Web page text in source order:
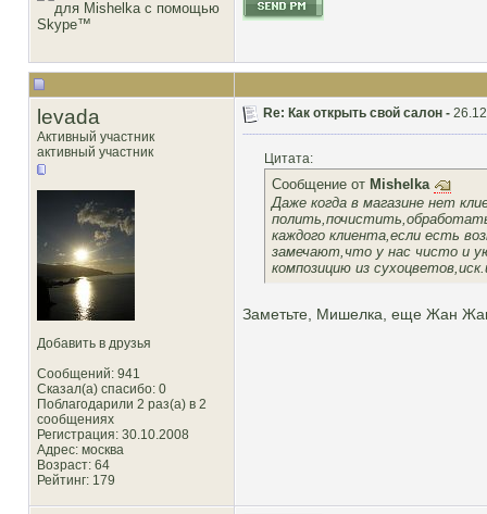
levada
Активный участник
активный участник
Добавить в друзья
Сообщений: 941
Сказал(а) спасибо: 0
Поблагодарили 2 раз(а) в 2
сообщениях
Регистрация: 30.10.2008
Адрес: москва
Возраст: 64
Рейтинг: 179
Re: Как открыть свой салон -
Цитата:
Сообщение от Mishelka
Даже когда в магазине нет
каждого клиента,если есть
замечают,что у нас чисто и
композицию из
Заметьте, Мишелка, еще Жан Жак